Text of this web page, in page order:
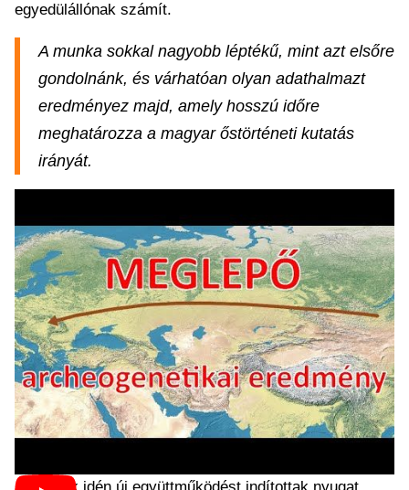
egyedülállónak számít.
A munka sokkal nagyobb léptékű, mint azt elsőre
gondolnánk, és várhatóan olyan adathalmazt
eredményez majd, amely hosszú időre
meghatározza a magyar őstörténeti kutatás
irányát.